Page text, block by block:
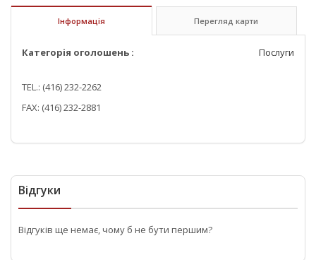
Інформація Перегляд карти
Категорія оголошень : Послуги
TEL.: (416) 232-2262
FAX: (416) 232-2881
Відгуки
Відгуків ще немає, чому б не бути першим?